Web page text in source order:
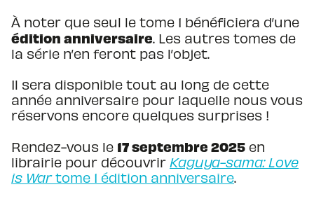
À noter que seul le tome 1 bénéficiera d’une
édition anniversaire. Les autres tomes de
la série n’en feront pas l’objet.
Il sera disponible tout au long de cette
année anniversaire pour laquelle nous vous
réservons encore quelques surprises !
Rendez-vous le 17 septembre 2025 en
librairie pour découvrir Kaguya-sama: Love
is Wartome 1 édition anniversaire.